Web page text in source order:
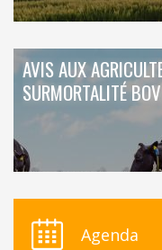
AVIS AUX
SURMORTALITÉ
Agenda